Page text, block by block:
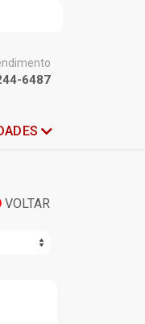
6487
VOLTAR